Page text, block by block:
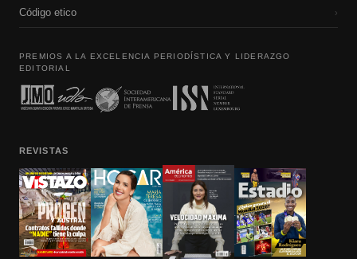
Código etico ›
PREMIOS A LA EXCELENCIA PERIODÍSTICA Y LIDERAZGO
EDITORIAL
REVISTAS